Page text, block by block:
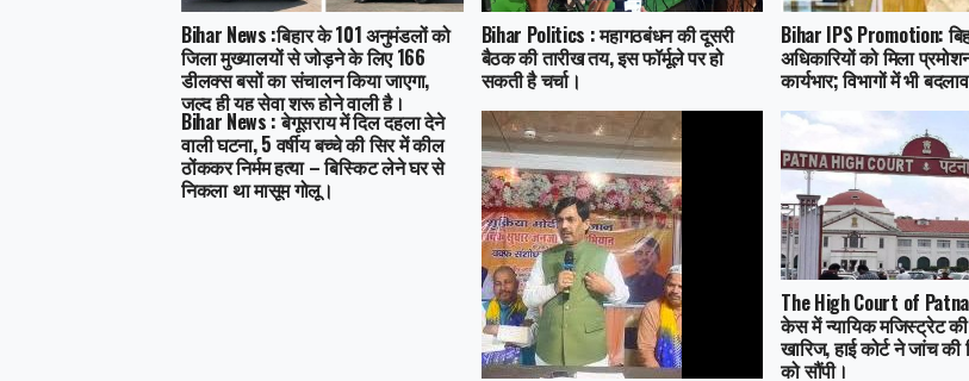
Bihar News :बिहार के 101 अनुमंडलों को
जिला मुख्यालयों से जोड़ने के लिए 166
डीलक्स बसों का संचालन किया जाएगा,
जल्द ही यह सेवा शुरू होने वाली है।
Bihar Politics : महागठबंधन की दूसरी
बैठक की तारीख तय, इस फॉर्मूले पर हो
सकती है चर्चा।
Bihar IPS Promotion:
अधिकारियों को मिला
कार्यभार; विभागों में भी
Bihar News : बेगूसराय में दिल दहला देने
वाली घटना, 5 वर्षीय बच्चे की सिर में कील
ठोंककर निर्मम हत्या – बिस्किट लेने घर से
निकला था मासूम गोलू।
The High Court of
केस में न्यायिक मजिस्ट्रेट की
खारिज, हाई कोर्ट ने जांच की
को सौंपी।